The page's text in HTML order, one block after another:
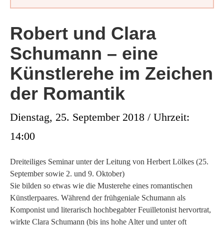
Robert und Clara
Schumann – eine
Künstlerehe im Zeichen
der Romantik
Dienstag, 25. September 2018 / Uhrzeit:
14:00
Dreiteiliges Seminar unter der Leitung von Herbert Lölkes (25.
September sowie 2. und 9. Oktober)
Sie bilden so etwas wie die Musterehe eines romantischen
Künstlerpaares. Während der frühgeniale Schumann als
Komponist und literarisch hochbegabter Feuilletonist hervortrat,
wirkte Clara Schumann (bis ins hohe Alter und unter oft